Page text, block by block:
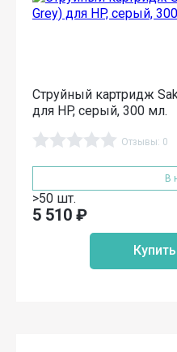
Струйный картридж
для HP, серый, 300 мл.
Отзывы: 0
В
>50 шт.
5 510 ₽